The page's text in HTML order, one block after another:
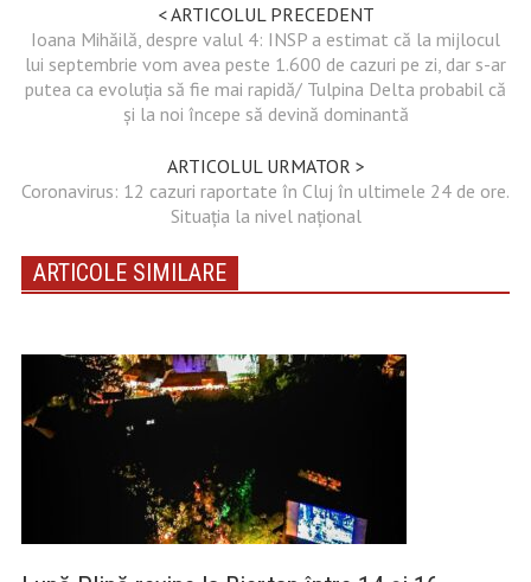
< ARTICOLUL PRECEDENT
Ioana Mihăilă, despre valul 4: INSP a estimat că la mijlocul
lui septembrie vom avea peste 1.600 de cazuri pe zi, dar s-ar
putea ca evoluţia să fie mai rapidă/ Tulpina Delta probabil că
şi la noi începe să devină dominantă
ARTICOLUL URMATOR >
Coronavirus: 12 cazuri raportate în Cluj în ultimele 24 de ore.
Situația la nivel național
ARTICOLE SIMILARE